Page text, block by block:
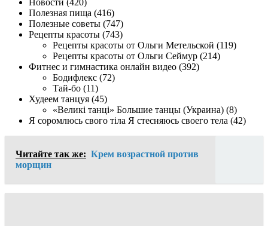
Новости (420)
Полезная пища (416)
Полезные советы (747)
Рецепты красоты (743)
Рецепты красоты от Ольги Метельской (119)
Рецепты красоты от Ольги Сеймур (214)
Фитнес и гимнастика онлайн видео (392)
Бодифлекс (72)
Тай-бо (11)
Худеем танцуя (45)
«Великі танці» Большие танцы (Украина) (8)
Я соромлюсь свого тіла Я стесняюсь своего тела (42)
Читайте так же: Крем возрастной против
морщин